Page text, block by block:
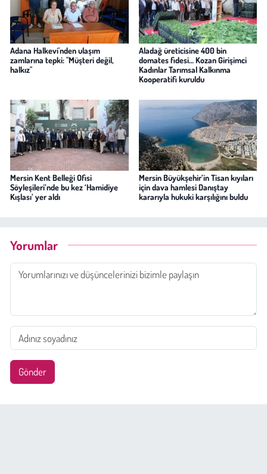
Adana Halkevi'nden ulaşım
zamlarına tepki: "Müşteri değil,
halkız"
Aladağ üreticisine 400 bin
domates fidesi… Kozan Girişimci
Kadınlar Tarımsal Kalkınma
Kooperatifi kuruldu
Mersin Kent Belleği Ofisi
Söyleşileri’nde bu kez ‘Hamidiye
Kışlası’ yer aldı
Mersin Büyükşehir’in Tisan kıyıları
için dava hamlesi Danıştay
kararıyla hukuki karşılığını buldu
Yorumlar
Gönder